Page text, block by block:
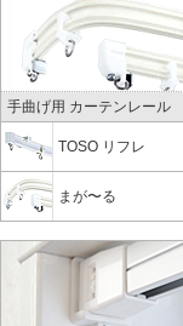
手曲げ用 カーテンレール
TOSO リフレ
まが〜る